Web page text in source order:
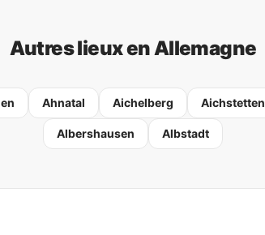
Autres lieux en Allemagne
Ahnatal Aichelberg Aichstetten
Albershausen Albstadt